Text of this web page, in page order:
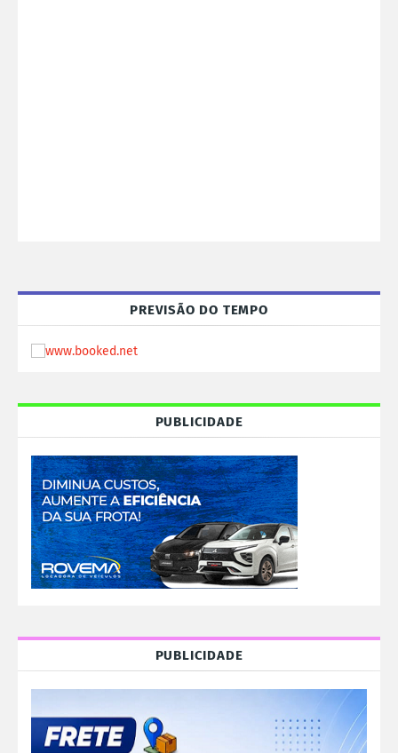
PREVISÃO DO TEMPO
PUBLICIDADE
PUBLICIDADE